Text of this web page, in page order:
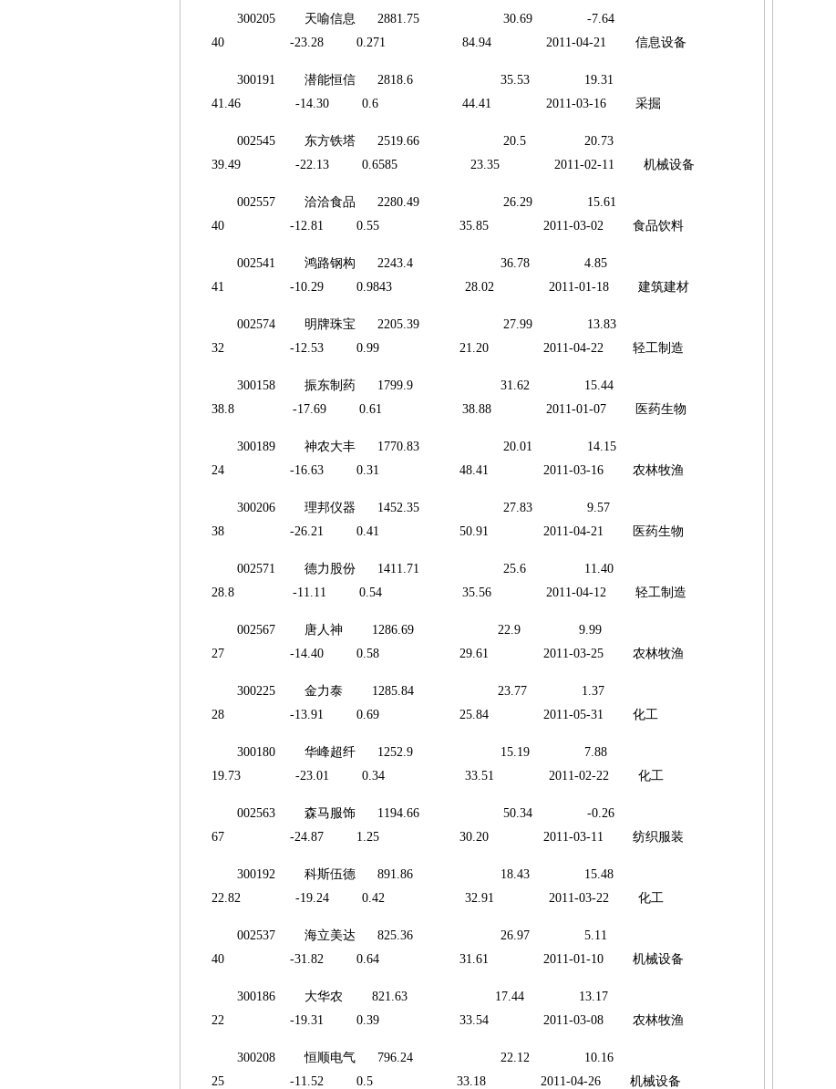
300205 天喻信息 2881.75 30.69 -7.64
40 -23.28 0.271 84.94 2011-04-21 信息设备
300191 潜能恒信 2818.6 35.53 19.31
41.46 -14.30 0.6 44.41 2011-03-16 采掘
002545 东方铁塔 2519.66 20.5 20.73
39.49 -22.13 0.6585 23.35 2011-02-11 机械设备
002557 洽洽食品 2280.49 26.29 15.61
40 -12.81 0.55 35.85 2011-03-02 食品饮料
002541 鸿路钢构 2243.4 36.78 4.85
41 -10.29 0.9843 28.02 2011-01-18 建筑建材
002574 明牌珠宝 2205.39 27.99 13.83
32 -12.53 0.99 21.20 2011-04-22 轻工制造
300158 振东制药 1799.9 31.62 15.44
38.8 -17.69 0.61 38.88 2011-01-07 医药生物
300189 神农大丰 1770.83 20.01 14.15
24 -16.63 0.31 48.41 2011-03-16 农林牧渔
300206 理邦仪器 1452.35 27.83 9.57
38 -26.21 0.41 50.91 2011-04-21 医药生物
002571 德力股份 1411.71 25.6 11.40
28.8 -11.11 0.54 35.56 2011-04-12 轻工制造
002567 唐人神 1286.69 22.9 9.99
27 -14.40 0.58 29.61 2011-03-25 农林牧渔
300225 金力泰 1285.84 23.77 1.37
28 -13.91 0.69 25.84 2011-05-31 化工
300180 华峰超纤 1252.9 15.19 7.88
19.73 -23.01 0.34 33.51 2011-02-22 化工
002563 森马服饰 1194.66 50.34 -0.26
67 -24.87 1.25 30.20 2011-03-11 纺织服装
300192 科斯伍德 891.86 18.43 15.48
22.82 -19.24 0.42 32.91 2011-03-22 化工
002537 海立美达 825.36 26.97 5.11
40 -31.82 0.64 31.61 2011-01-10 机械设备
300186 大华农 821.63 17.44 13.17
22 -19.31 0.39 33.54 2011-03-08 农林牧渔
300208 恒顺电气 796.24 22.12 10.16
25 -11.52 0.5 33.18 2011-04-26 机械设备